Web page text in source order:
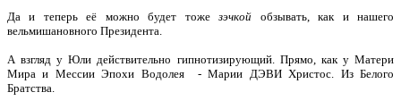
Да и теперь её можно будет тожезэчкой обзывать, как и нашего
вельмишановного Президента.
А взгляд у Юли действительно гипнотизирующий. Прямо, как у Матери
Мира и Мессии Эпохи Водолея - Марии ДЭВИ Христос. Из Белого
Братства.